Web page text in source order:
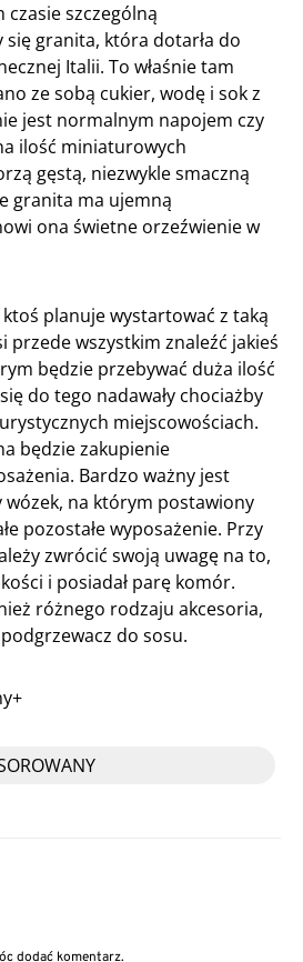
szczególną
granita, która dotarła do
Italii. To właśnie tam
ze sobą cukier, wodę i sok z
jest normalnym napojem czy
ilość miniaturowych
gęstą, niezwykle smaczną
granita ma ujemną
ona świetne orzeźwienie w
ktoś planuje wystartować z taką
przede wszystkim znaleźć jakieś
będzie przebywać duża ilość
do tego nadawały chociażby
miejscowościach.
będzie zakupienie
Bardzo ważny jest
wózek, na którym postawiony
pozostałe wyposażenie. Przy
zwrócić swoją uwagę na to,
i posiadał parę komór.
różnego rodzaju akcesoria,
do sosu.
dodać komentarz.